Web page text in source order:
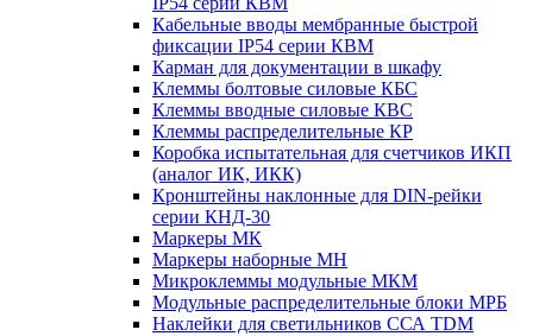
Кабельные вводы мембранные быстрой
фиксации IP54 серии КВМ
Карман для документации в шкафу
Клеммы болтовые силовые КБС
Клеммы вводные силовые КВС
Клеммы распределительные КР
Коробка испытательная для счетчиков ИКП
(аналог ИК, ИКК)
Кронштейны наклонные для DIN-рейки
серии КНД-30
Маркеры МК
Маркеры наборные МН
Микроклеммы модульные МКМ
Модульные распределительные блоки МРБ
Наклейки для светильников ССА TDM